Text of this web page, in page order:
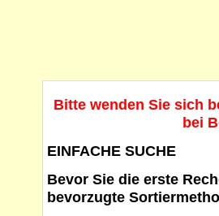
Bitte wenden Sie sich
bei
EINFACHE SUCHE
Bevor Sie die erste
bevorzugte